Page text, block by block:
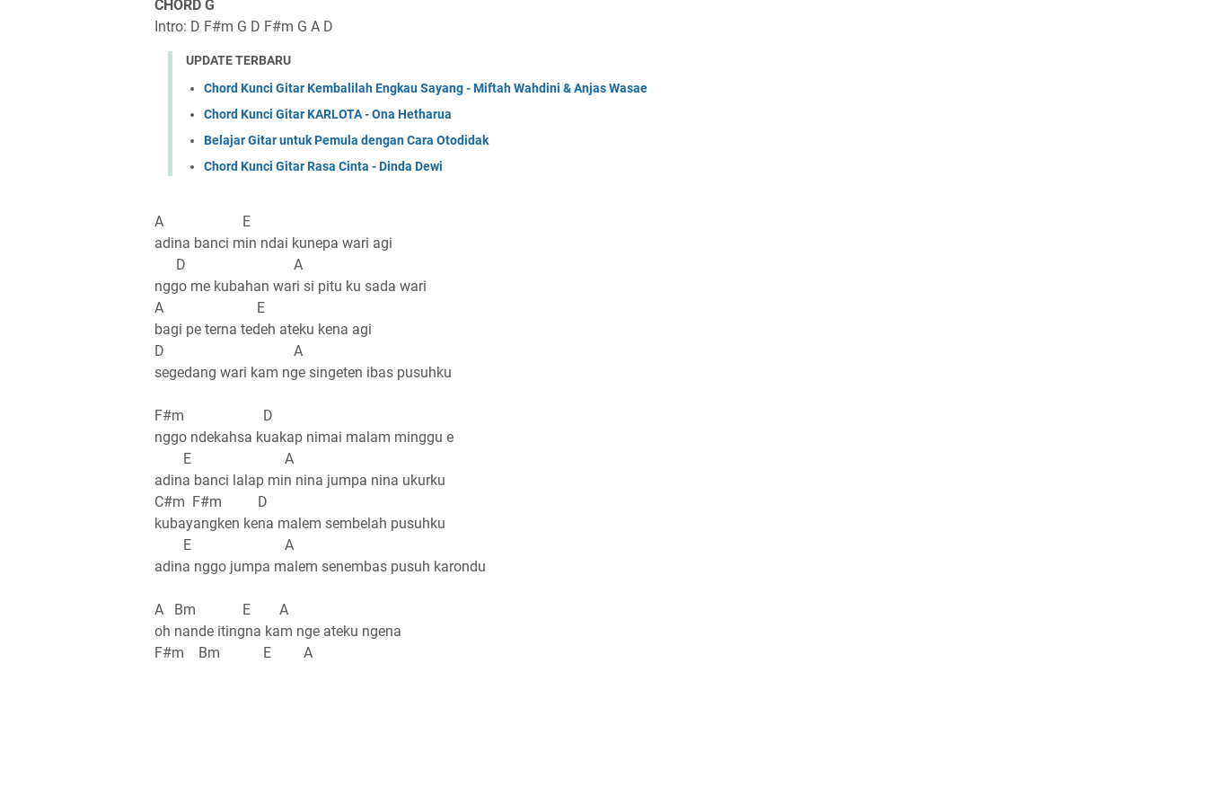
CHORD G
Intro: D F#m G D F#m G A D
UPDATE TERBARU
Chord Kunci Gitar Kembalilah Engkau Sayang - Miftah Wahdini & Anjas Wasae
Chord Kunci Gitar KARLOTA - Ona Hetharua
Belajar Gitar untuk Pemula dengan Cara Otodidak
Chord Kunci Gitar Rasa Cinta - Dinda Dewi
A E
adina banci min ndai kunepa wari agi
D A
nggo me kubahan wari si pitu ku sada wari
A E
bagi pe terna tedeh ateku kena agi
D A
segedang wari kam nge singeten ibas pusuhku
F#m D
nggo ndekahsa kuakap nimai malam minggu e
E A
adina banci lalap min nina jumpa nina ukurku
C#m F#m D
kubayangken kena malem sembelah pusuhku
E A
adina nggo jumpa malem senembas pusuh karondu
A Bm E A
oh nande itingna kam nge ateku ngena
F#m Bm E A